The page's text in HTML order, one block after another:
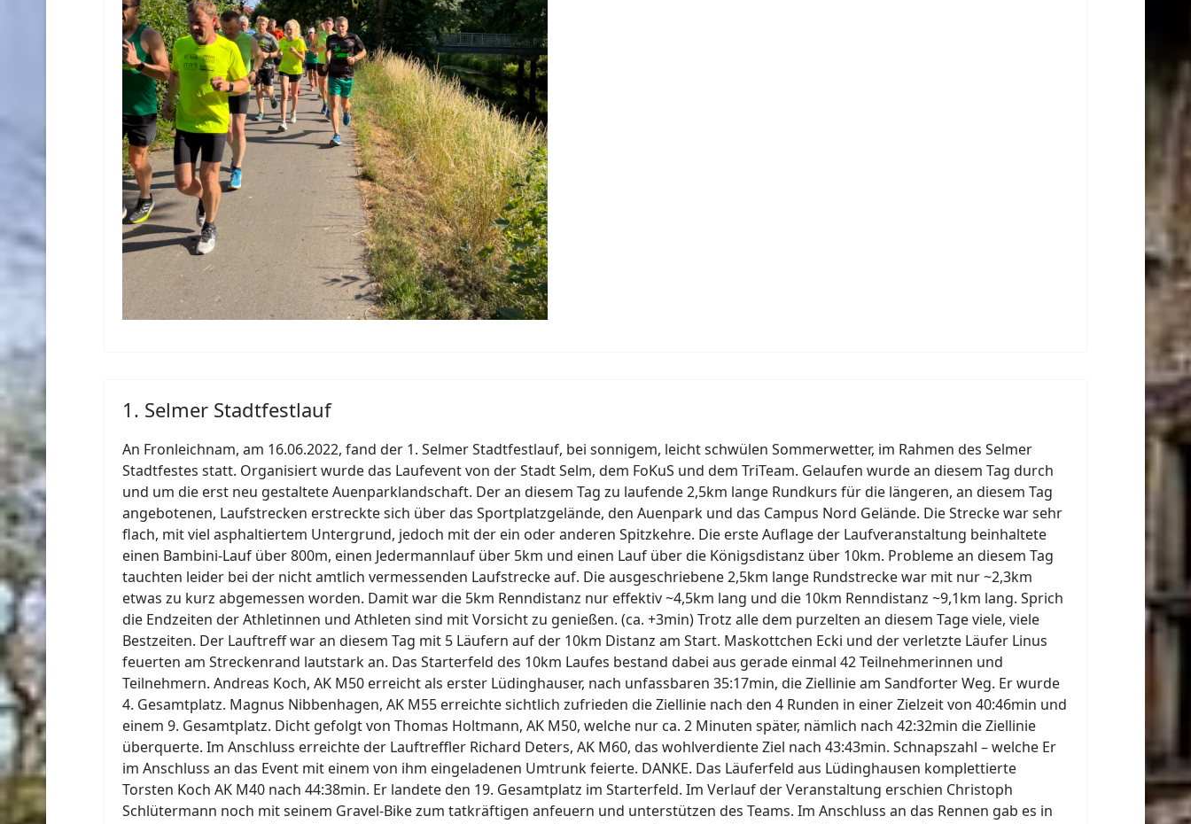
1. Selmer Stadtfestlauf
An Fronleichnam, am 16.06.2022, fand der 1. Selmer Stadtfestlauf, bei sonnigem, leicht schwülen Sommerwetter, im Rahmen des Selmer
Stadtfestes statt. Organisiert wurde das Laufevent von der Stadt Selm, dem FoKuS und dem TriTeam. Gelaufen wurde an diesem Tag durch
und um die erst neu gestaltete Auenparklandschaft. Der an diesem Tag zu laufende 2,5km lange Rundkurs für die längeren, an diesem Tag
angebotenen, Laufstrecken erstreckte sich über das Sportplatzgelände, den Auenpark und das Campus Nord Gelände. Die Strecke war sehr
flach, mit viel asphaltiertem Untergrund, jedoch mit der ein oder anderen Spitzkehre. Die erste Auflage der Laufveranstaltung beinhaltete
einen Bambini-Lauf über 800m, einen Jedermannlauf über 5km und einen Lauf über die Königsdistanz über 10km. Probleme an diesem Tag
tauchten leider bei der nicht amtlich vermessenden Laufstrecke auf. Die ausgeschriebene 2,5km lange Rundstrecke war mit nur ~2,3km
etwas zu kurz abgemessen worden. Damit war die 5km Renndistanz nur effektiv ~4,5km lang und die 10km Renndistanz ~9,1km lang. Sprich
die Endzeiten der Athletinnen und Athleten sind mit Vorsicht zu genießen. (ca. +3min) Trotz alle dem purzelten an diesem Tage viele, viele
Bestzeiten. Der Lauftreff war an diesem Tag mit 5 Läufern auf der 10km Distanz am Start. Maskottchen Ecki und der verletzte Läufer Linus
feuerten am Streckenrand lautstark an. Das Starterfeld des 10km Laufes bestand dabei aus gerade einmal 42 Teilnehmerinnen und
Teilnehmern. Andreas Koch, AK M50 erreicht als erster Lüdinghauser, nach unfassbaren 35:17min, die Ziellinie am Sandforter Weg. Er wurde
4. Gesamtplatz. Magnus Nibbenhagen, AK M55 erreichte sichtlich zufrieden die Ziellinie nach den 4 Runden in einer Zielzeit von 40:46min und
einem 9. Gesamtplatz. Dicht gefolgt von Thomas Holtmann, AK M50, welche nur ca. 2 Minuten später, nämlich nach 42:32min die Ziellinie
überquerte. Im Anschluss erreichte der Lauftreffler Richard Deters, AK M60, das wohlverdiente Ziel nach 43:43min. Schnapszahl – welche Er
im Anschluss an das Event mit einem von ihm eingeladenen Umtrunk feierte. DANKE. Das Läuferfeld aus Lüdinghausen komplettierte
Torsten Koch AK M40 nach 44:38min. Er landete den 19. Gesamtplatz im Starterfeld. Im Verlauf der Veranstaltung erschien Christoph
Schlütermann noch mit seinem Gravel-Bike zum tatkräftigen anfeuern und unterstützen des Teams. Im Anschluss an das Rennen gab es in